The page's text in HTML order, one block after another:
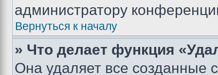
администратору
Вернуться к началу
» Что делает функция
Она удаляет все созданные